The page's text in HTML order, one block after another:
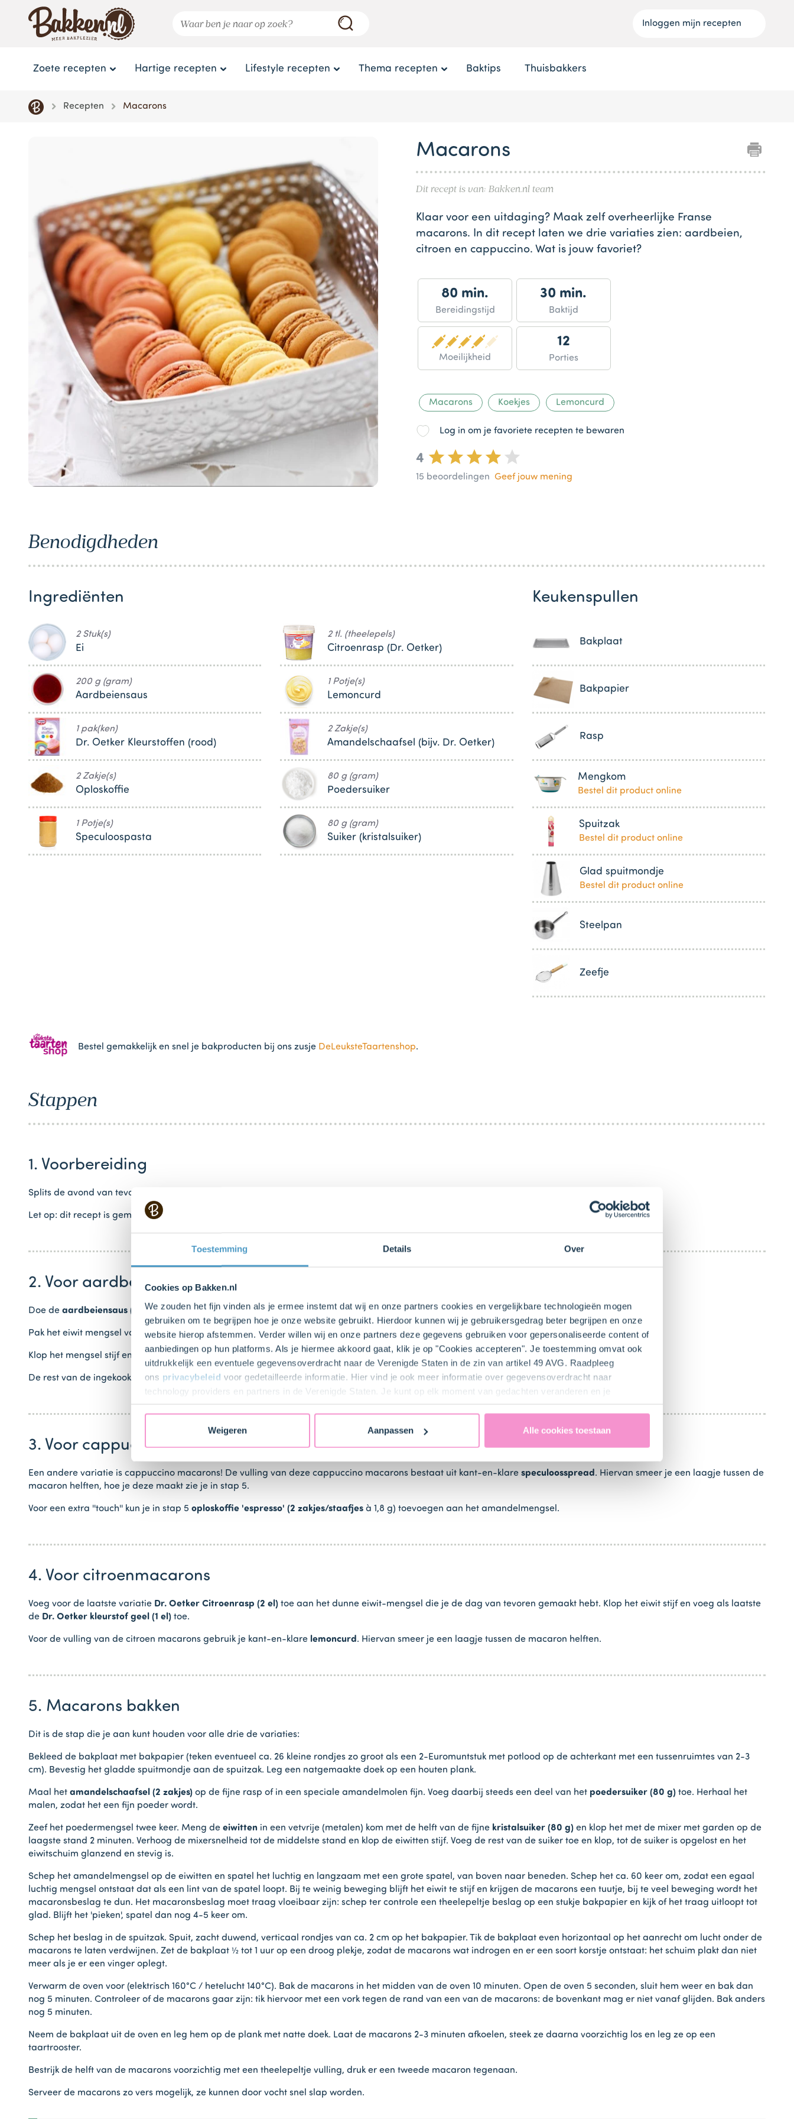
Toestemming Details Over
Cookies op Bakken.nl
We zouden het fijn vinden als je ermee instemt dat wij en onze partners cookies en vergelijkbare technologieën mogen
gebruiken om te begrijpen hoe je onze website gebruikt. Hierdoor kunnen wij je gebruikersgedrag beter begrijpen en onze
website hierop afstemmen. Verder willen wij en onze partners deze gegevens gebruiken voor gepersonaliseerde content of
aanbiedingen op hun platforms. Als je hiermee akkoord gaat, klik je op "Cookies accepteren". Je toestemming omvat ook
uitdrukkelijk een eventuele gegevensoverdracht naar de Verenigde Staten in de zin van artikel 49 AVG. Raadpleeg
ons privacybeleid voor gedetailleerde informatie. Hier vind je ook meer informatie over gegevensoverdracht naar
technology providers en partners in de Verenigde Staten. Je kunt op elk moment van gedachten veranderen en je
toestemming intrekken.
Weigeren Aanpassen Alle cookies toestaan
Inloggen mijn recepten
Zoete recepten Hartige recepten Lifestyle recepten Thema recepten Baktips Thuisbakkers
Recepten Macarons
Macarons
Dit recept is van: Bakken.nl team
1
Klaar voor een uitdaging? Maak zelf overheerlijke Franse
macarons. In dit recept laten we drie variaties zien: aardbeien,
citroen en cappuccino. Wat is jouw favoriet?
80 min.
Bereidingstijd
30 min.
Baktijd
Moeilijkheid
12
Porties
Macarons Koekjes Lemoncurd
Log in om je favoriete recepten te bewaren
4
15 beoordelingen Geef jouw mening
Benodigdheden
Ingrediënten
2 Stuk(s)
Ei
200 g (gram)
Aardbeiensaus
1 pak(ken)
Dr. Oetker Kleurstoffen (rood)
2 Zakje(s)
Oploskoffie
1 Potje(s)
Speculoospasta
2 tl. (theelepels)
Citroenrasp (Dr. Oetker)
1 Potje(s)
Lemoncurd
2 Zakje(s)
Amandelschaafsel (bijv. Dr. Oetker)
80 g (gram)
Poedersuiker
80 g (gram)
Suiker (kristalsuiker)
Keukenspullen
Bakplaat
Bakpapier
Rasp
Mengkom
Bestel dit product online
Spuitzak
Bestel dit product online
Glad spuitmondje
Bestel dit product online
Steelpan
Zeefje
Bestel gemakkelijk en snel je bakproducten bij ons zusje DeLeuksteTaartenshop.
Stappen
1. Voorbereiding
Splits de avond van tevoren de
Let op: dit recept is gemaakt voor één van de drie variaties. Wil je alle drie de macaron-variaties uitproberen? Maak dan drie keer zoveel eiwitten.
2. Voor aardbeienmacarons
Doe de aardbeiensaus (200 g)in een steelpannetje en laat het al roerend au bain-marie tot de helft indampen en laat het afkoelen.
Pak het eiwit mengsel van de avond ervoor erbij en voeg hier een deel van deingekookte aardbeiensaus (2 el) aan toe.
Klop het mengsel stijf en voeg als laatste de Dr. Oetker kleurstof Rood (1 el) toe. Meng de kleurstof erdoorheen tot je een egale kleur hebt.
De rest van de ingekookte aardbeiensaus gebruik je als vulling voor de macarons. Hoe je deze maakt zie je in stap 5.
3. Voor cappuccinomacarons
Een andere variatie is cappuccino macarons! De vulling van deze cappuccino macarons bestaat uit kant-en-klare speculoosspread. Hiervan smeer je een laagje tussen de
macaron helften, hoe je deze maakt zie je in stap 5.
Voor een extra ''touch'' kun je in stap 5 oploskoffie 'espresso' (2 zakjes/staafjes à 1,8 g) toevoegen aan het amandelmengsel.
4. Voor citroenmacarons
Voeg voor de laatste variatie Dr. Oetker Citroenrasp (2 el) toe aan het dunne eiwit-mengsel die je de dag van tevoren gemaakt hebt. Klop het eiwit stijf en voeg als laatste
de Dr. Oetker kleurstof geel (1 el) toe.
Voor de vulling van de citroen macarons gebruik je kant-en-klare lemoncurd. Hiervan smeer je een laagje tussen de macaron helften.
5. Macarons bakken
Dit is de stap die je aan kunt houden voor alle drie de variaties:
Bekleed de bakplaat met bakpapier (teken eventueel ca. 26 kleine rondjes zo groot als een 2-Euromuntstuk met potlood op de achterkant met een tussenruimtes van 2-3
cm). Bevestig het gladde spuitmondje aan de spuitzak. Leg een natgemaakte doek op een houten plank.
Maal het amandelschaafsel (2 zakjes) op de fijne rasp of in een speciale amandelmolen fijn. Voeg daarbij steeds een deel van het poedersuiker (80 g) toe. Herhaal het
malen, zodat het een fijn poeder wordt.
Zeef het poedermengsel twee keer. Meng de eiwitten in een vetvrije (metalen) kom met de helft van de fijne kristalsuiker (80 g) en klop het met de mixer met garden op de
laagste stand 2 minuten. Verhoog de mixersnelheid tot de middelste stand en klop de eiwitten stijf. Voeg de rest van de suiker toe en klop, tot de suiker is opgelost en het
eiwitschuim glanzend en stevig is.
Schep het amandelmengsel op de eiwitten en spatel het luchtig en langzaam met een grote spatel, van boven naar beneden. Schep het ca. 60 keer om, zodat een egaal
luchtig mengsel ontstaat dat als een lint van de spatel loopt. Bij te weinig beweging blijft het eiwit te stijf en krijgen de macarons een tuutje, bij te veel beweging wordt het
macaronsbeslag te dun. Het macaronsbeslag moet traag vloeibaar zijn: schep ter controle een theelepeltje beslag op een stukje bakpapier en kijk of het traag uitloopt tot
glad. Blijft het 'pieken', spatel dan nog 4-5 keer om.
Schep het beslag in de spuitzak. Spuit, zacht duwend, verticaal rondjes van ca. 2 cm op het bakpapier. Tik de bakplaat even horizontaal op het aanrecht om lucht onder de
macarons te laten verdwijnen. Zet de bakplaat ½ tot 1 uur op een droog plekje, zodat de macarons wat indrogen en er een soort korstje ontstaat: het schuim plakt dan niet
meer als je er een vinger oplegt.
Verwarm de oven voor (elektrisch 160°C / hetelucht 140°C). Bak de macarons in het midden van de oven 10 minuten. Open de oven 5 seconden, sluit hem weer en bak dan
nog 5 minuten. Controleer of de macarons gaar zijn: tik hiervoor met een vork tegen de rand van een van de macarons: de bovenkant mag er niet vanaf glijden. Bak anders
nog 5 minuten.
Neem de bakplaat uit de oven en leg hem op de plank met natte doek. Laat de macarons 2-3 minuten afkoelen, steek ze daarna voorzichtig los en leg ze op een
taartrooster.
Bestrijk de helft van de macarons voorzichtig met een theelepeltje vulling, druk er een tweede macaron tegenaan.
Serveer de macarons zo vers mogelijk, ze kunnen door vocht snel slap worden.